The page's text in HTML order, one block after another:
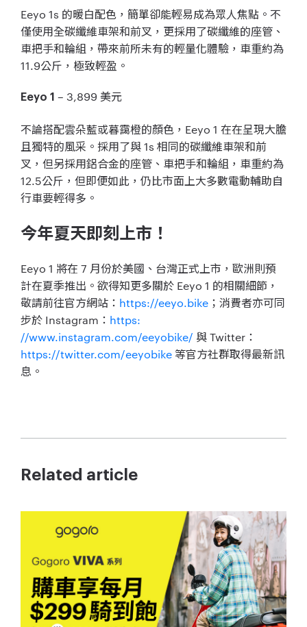
Eeyo 1s 的暖白配色，簡單卻能輕易成為眾人焦點。 不
僅使用全碳纖維車架和前叉，更採用了碳纖維的座管、
車把手和輪組，帶來前所未有的輕量化體驗，車重約為
11.9公斤 ，極致輕盈。
Eeyo 1 – 3,899 美元
不論搭配雲朵藍或暮靄橙的顏色， Eeyo 1 在在呈現大膽
且獨特的風采。採用了與1s 相同的碳纖維車架和前
叉，但另採用鋁合金的座管、車把手和輪組，車重約為
12.5公斤，但即便如此， 仍比市面上大多數電動輔助自
行車要輕得多。
今年夏天即刻上市！
Eeyo 1 將在 7 月份於美國、台灣正式上市， 歐洲則預
計在夏季推出。欲得知更多關於 Eeyo 1 的相關細節，
敬請前往官方網站： https://eeyo.bike ；消費者亦可同
步於 Instagram ： https:
//www.instagram.com/eeyobike/ 與Twitter ：
https://twitter.com/eeyobike 等官方社群取得最新訊
息。
Related article